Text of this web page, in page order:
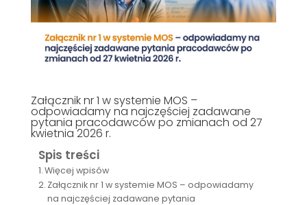
Załącznik nr 1 w systemie MOS –
odpowiadamy na najczęściej zadawane
pytania pracodawców po zmianach od 27
kwietnia 2026 r.
Spis treści
Więcej wpisów
Załącznik nr 1 w systemie MOS – odpowiadamy
na najczęściej zadawane pytania